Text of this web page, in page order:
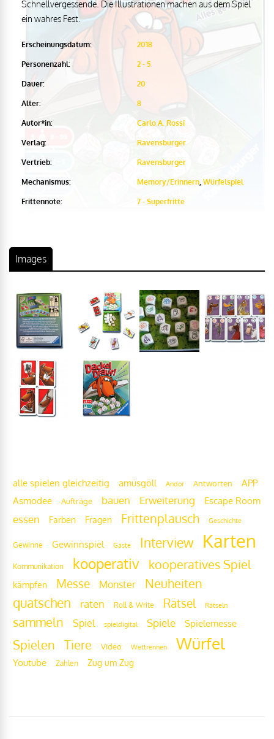
Schnellvergessende. Die Illustrationen machen aus dem Spiel
ein wahres Fest.
Erscheinungsdatum: 2018
Personenzahl: 2 - 5
Dauer: 20
Alter: 8
Autor*in: Carlo A. Rossi
Verlag: Ravensburger
Vertrieb: Ravensburger
Mechanismus: Memory/Erinnern, Würfelspiel
Frittennote: 7 - Superfritte
Images
alle spielen gleichzeitig amüsgöll Andor Antworten
APP
Asmodee
Aufträge bauen Erweiterung Escape Room
essen Farben Fragen Frittenplausch Geschichte
Gewinne Gewinnspiel Gäste Interview Karten
Kommunikation kooperativ kooperatives Spiel
kämpfen Messe Monster Neuheiten
quatschen raten Roll & Write Rätsel Rätseln
sammeln Spiel spieldigital Spiele Spielemesse
Spielen Tiere Video Wettrennen Würfel
Youtube Zahlen Zug um Zug